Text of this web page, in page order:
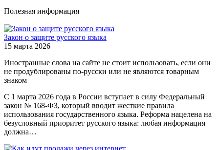
Полезная информация
Закон о защите русского языка
15 марта 2026
Иностранные слова на сайте не стоит использовать, если они
не продублированы по-русски или не являются товарным
знаком
С 1 марта 2026 года в России вступает в силу Федеральный
закон № 168-ФЗ, который вводит жесткие правила
использования государственного языка. Реформа нацелена на
безусловный приоритет русского языка: любая информация
должна…